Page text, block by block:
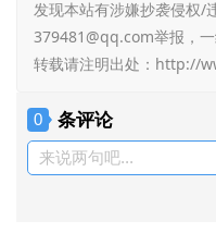
发现本站有涉嫌抄袭侵权/
379481@qq.com举报，一
转载请注明出处： http://
0 条评论
来说两句吧...